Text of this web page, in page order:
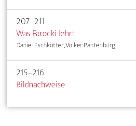
207–211
Was Farocki lehrt
Daniel Eschkötter, Volker Pantenburg
215–216
Bildnachweise